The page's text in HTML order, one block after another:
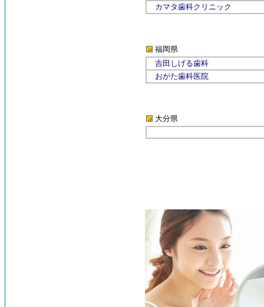
カマタ歯科クリニック
福岡県
吉田しげる歯科
おがた歯科医院
大分県